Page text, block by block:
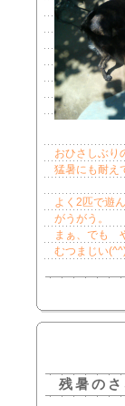
おひさしぶり
猛暑にも耐え
よく2匹で遊
がうがう。
まぁ、でも
むつまじい
残暑の